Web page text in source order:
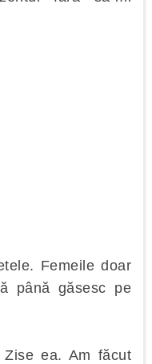
Femeile doar
până găsesc pe
ea. Am făcut